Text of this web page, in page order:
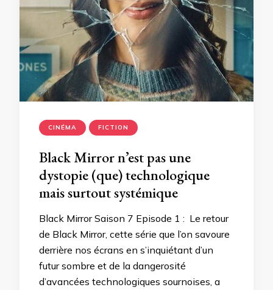
CINÉMA FICTION
Black Mirror n’est pas une
dystopie (que) technologique
mais surtout systémique
Black Mirror Saison 7 Episode 1 : Le retour
de Black Mirror, cette série que l’on savoure
derrière nos écrans en s’inquiétant d’un
futur sombre et de la dangerosité
d’avancées technologiques sournoises, a